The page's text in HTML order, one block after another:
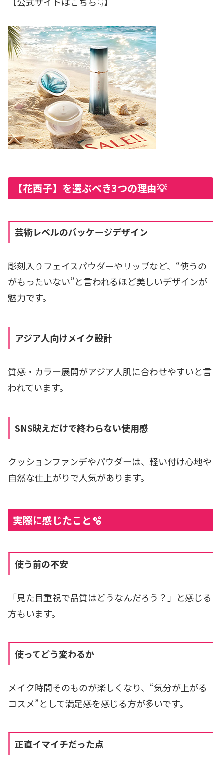
【花西子】を選ぶべき3つの理由💡
芸術レベルのパッケージデザイン
彫刻入りフェイスパウダーやリップなど、“使うの
がもったいない”と言われるほど美しいデザインが
魅力です。
アジア人向けメイク設計
質感・カラー展開がアジア人肌に合わせやすいと言
われています。
SNS映えだけで終わらない使用感
クッションファンデやパウダーは、軽い付け心地や
自然な仕上がりで人気があります。
実際に感じたこと🫧
使う前の不安
「見た目重視で品質はどうなんだろう？」と感じる
方もいます。
使ってどう変わるか
メイク時間そのものが楽しくなり、“気分が上がる
コスメ”として満足感を感じる方が多いです。
正直イマイチだった点